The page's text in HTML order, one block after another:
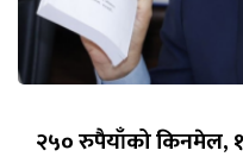
२५० रुपैयाँको किनमेल,